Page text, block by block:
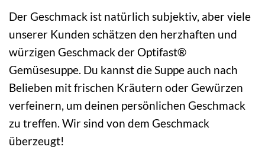
Der Geschmack ist natürlich subjektiv, aber viele
unserer Kunden schätzen den herzhaften und
würzigen Geschmack der Optifast®
Gemüsesuppe. Du kannst die Suppe auch nach
Belieben mit frischen Kräutern oder Gewürzen
verfeinern, um deinen persönlichen Geschmack
zu treffen. Wir sind von dem Geschmack
überzeugt!